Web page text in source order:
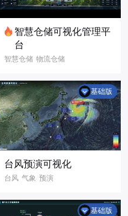
智慧仓储可视化管理平
台
智慧仓储 物流仓储
仓储可视化
物流可视化
智慧仓储可视化管
理平台
可视化3D场景
3D可视化
数字孪生
基础版
台风预演可视化
台风 气象 预演
基础版